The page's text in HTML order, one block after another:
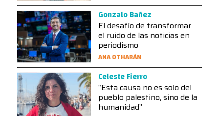
Gonzalo Bañez
El desafío de transformar
el ruido de las noticias en
periodismo
ANA OTHARÁN
Celeste Fierro
“Esta causa no es solo del
pueblo palestino, sino de la
humanidad”